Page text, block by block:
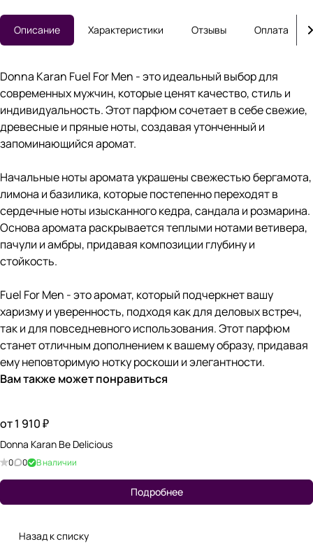
Описание Характеристики Отзывы Оплата
Donna Karan Fuel For Men - это идеальный выбор для
современных мужчин, которые ценят качество, стиль и
индивидуальность. Этот парфюм сочетает в себе свежие,
древесные и пряные ноты, создавая утонченный и
запоминающийся аромат.
Начальные ноты аромата украшены свежестью бергамота,
лимона и базилика, которые постепенно переходят в
сердечные ноты изысканного кедра, сандала и розмарина.
Основа аромата раскрывается теплыми нотами ветивера,
пачули и амбры, придавая композиции глубину и
стойкость.
Fuel For Men - это аромат, который подчеркнет вашу
харизму и уверенность, подходя как для деловых встреч,
так и для повседневного использования. Этот парфюм
станет отличным дополнением к вашему образу, придавая
ему неповторимую нотку роскоши и элегантности.
Вам также может понравиться
от 1 910 ₽
Donna Karan Be Delicious
0 0 В наличии
Подробнее
Назад к списку